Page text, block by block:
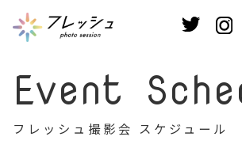
Event
フレッシュ撮影会 スケジュール